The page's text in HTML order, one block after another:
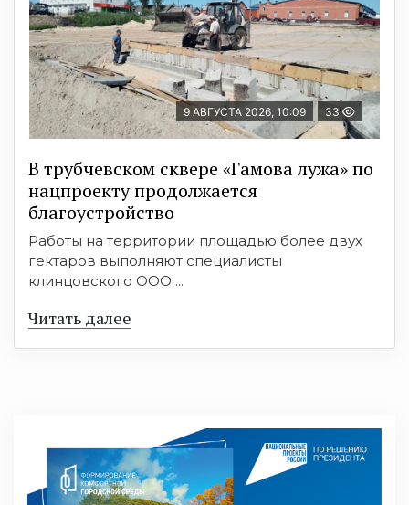
9 АВГУСТА 2026, 10:09 33
В трубчевском сквере «Гамова лужа» по
нацпроекту продолжается
благоустройство
Работы на территории площадью более двух
гектаров выполняют специалисты
клинцовского ООО ...
Читать далее